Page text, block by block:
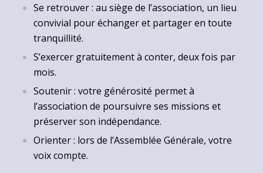
Se retrouver : au siège de l’association, un lieu
convivial pour échanger et partager en toute
tranquillité.
S’exercer gratuitement à conter, deux fois par
mois.
Soutenir : votre générosité permet à
l’association de poursuivre ses missions et
préserver son indépendance.
Orienter : lors de l’Assemblée Générale, votre
voix compte.